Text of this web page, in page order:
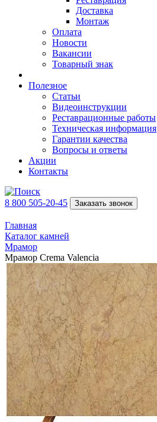
Доставка
Монтаж
Оплата
Новости
Вакансии
Товарный знак
Полезное
Статьи
Видеоинструкции
Реставрационные работы
Техническая информация
Гарантии качества
Вопросы и ответы
Акции
Контакты
8 800 505-20-45 Заказать звонок
Главная
Каталог камней
Мрамор
Мрамор Crema Valencia